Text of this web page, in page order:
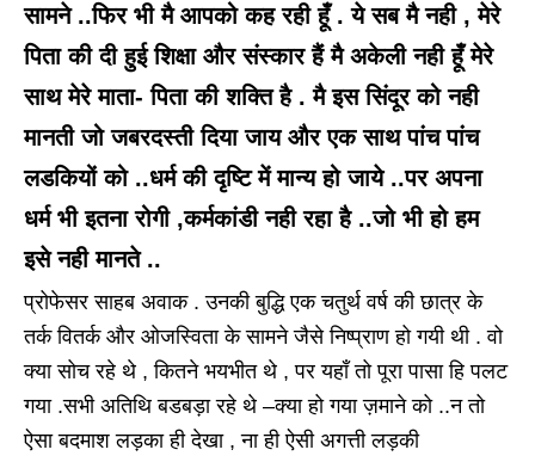
सामने ..फिर भी मै आपको कह रही हूँ . ये सब मै नही , मेरे
पिता की दी हुई शिक्षा और संस्कार हैं मै अकेली नही हूँ मेरे
साथ मेरे माता- पिता की शक्ति है . मै इस सिंदूर को नही
मानती जो जबरदस्ती दिया जाय और एक साथ पांच पांच
लडकियों को ..धर्म की दृष्टि में मान्य हो जाये ..पर अपना
धर्म भी इतना रोगी ,कर्मकांडी नही रहा है ..जो भी हो हम
इसे नही मानते ..
प्रोफेसर साहब अवाक . उनकी बुद्धि एक चतुर्थ वर्ष की छात्र के
तर्क वितर्क और ओजस्विता के सामने जैसे निष्प्राण हो गयी थी . वो
क्या सोच रहे थे , कितने भयभीत थे , पर यहाँ तो पूरा पासा हि पलट
गया .सभी अतिथि बडबड़ा रहे थे –क्या हो गया ज़माने को ..न तो
ऐसा बदमाश लड़का ही देखा , ना ही ऐसी अगत्ती लड़की